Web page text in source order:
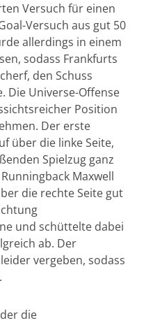
Versuch für einen
Versuch aus gut 50
allerdings in einem
sodass Frankfurts
den Schuss
Die Universe-Offense
Position
Der erste
über die linke Seite,
Spielzug ganz
Maxwell
die rechte Seite gut
und schüttelte dabei
ab. Der
vergeben, sodass
die